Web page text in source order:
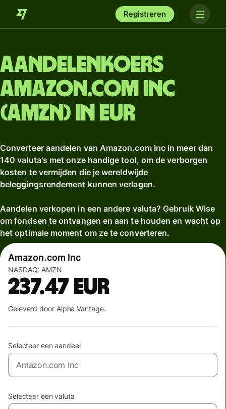
Registreren
Aandelenkoers
Amazon.com Inc
(AMZN) in EUR
Converteer aandelen van Amazon.com Inc in meer dan
140 valuta's met onze handige tool, om de verborgen
kosten te vermijden die je wereldwijde
beleggingsrendement kunnen verlagen.
Aandelen verkopen in een andere valuta? Gebruik Wise
om fondsen te ontvangen en aan te houden en wacht op
het optimale moment om ze te converteren.
Amazon.com Inc
NASDAQ: AMZN
237.47 EUR
Geleverd door Alpha Vantage.
Selecteer een aandeel
Selecteer een valuta